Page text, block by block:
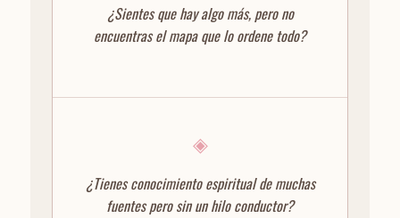
¿Sientes que hay algo más, pero no
encuentras el mapa que lo ordene todo?
◈
¿Tienes conocimiento espiritual de muchas
fuentes pero sin un hilo conductor?